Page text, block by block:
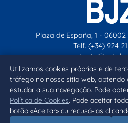
Utilizamos cookies próprias e de
tráfego no nosso sítio web, obtendo
estudar a sua navegação. Pode
Política de Cookies. Pode aceitar
botão «Aceitar» ou recusá-las
Plaza de España, 1 -
Telf. (+34) 924
Facebook
X
Inicio Aviso legal Privacidad